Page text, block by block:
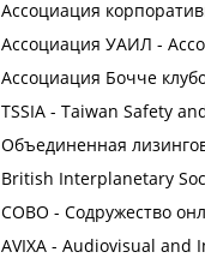
Ассоциация
Ассоциация УАИЛ -
Ассоциация Бочче
TSSIA - Taiwan Safety
Объединенная
British Interplanetary
СОВО - Содружество
AVIXA - Audiovisual and